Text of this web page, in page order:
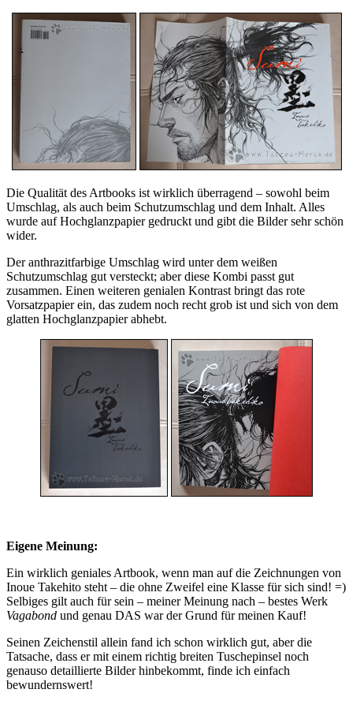
Die Qualität des Artbooks ist wirklich überragend – sowohl beim
Umschlag, als auch beim Schutzumschlag und dem Inhalt. Alles
wurde auf Hochglanzpapier gedruckt und gibt die Bilder sehr schön
wider.
Der anthrazitfarbige Umschlag wird unter dem weißen
Schutzumschlag gut versteckt; aber diese Kombi passt gut
zusammen. Einen weiteren genialen Kontrast bringt das rote
Vorsatzpapier ein, das zudem noch recht grob ist und sich von dem
glatten Hochglanzpapier abhebt.
Eigene Meinung:
Ein wirklich geniales Artbook, wenn man auf die Zeichnungen von
Inoue Takehito steht – die ohne Zweifel eine Klasse für sich sind! =)
Selbiges gilt auch für sein – meiner Meinung nach – bestes Werk
Vagabond und genau DAS war der Grund für meinen Kauf!
Seinen Zeichenstil allein fand ich schon wirklich gut, aber die
Tatsache, dass er mit einem richtig breiten Tuschepinsel noch
genauso detaillierte Bilder hinbekommt, finde ich einfach
bewundernswert!